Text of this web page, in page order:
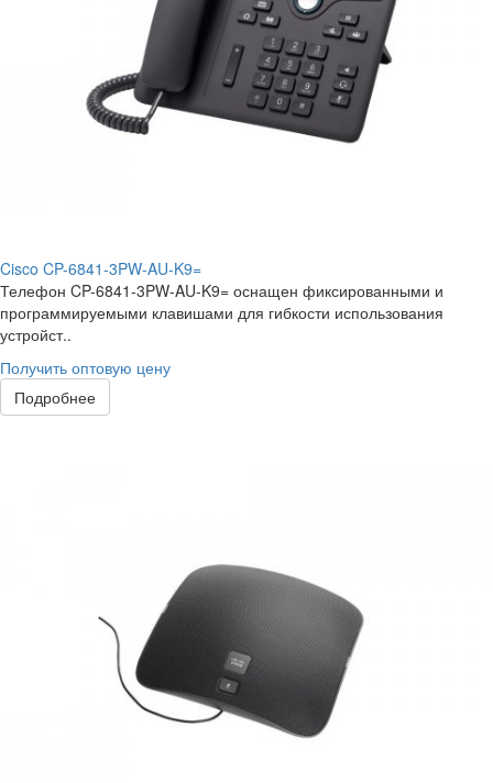
Cisco CP-6841-3PW-AU-K9=
Телефон CP-6841-3PW-AU-K9= оснащен фиксированными и
программируемыми клавишами для гибкости использования
устройст..
Получить оптовую цену
Подробнее